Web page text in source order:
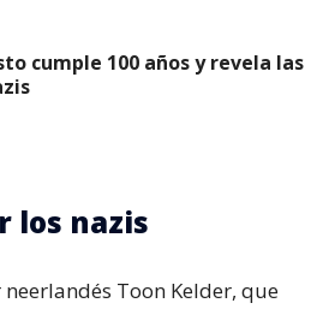
cumple 100 años y revela las
los nazis
Toon Kelder, que